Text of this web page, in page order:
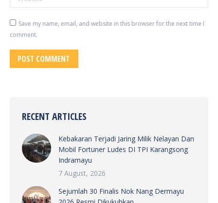
Save my name, email, and website in this browser for the next time I
comment.
POST COMMENT
RECENT ARTICLES
Kebakaran Terjadi Jaring Milik Nelayan Dan
Mobil Fortuner Ludes DI TPI Karangsong
Indramayu
7 August, 2026
Sejumlah 30 Finalis Nok Nang Dermayu